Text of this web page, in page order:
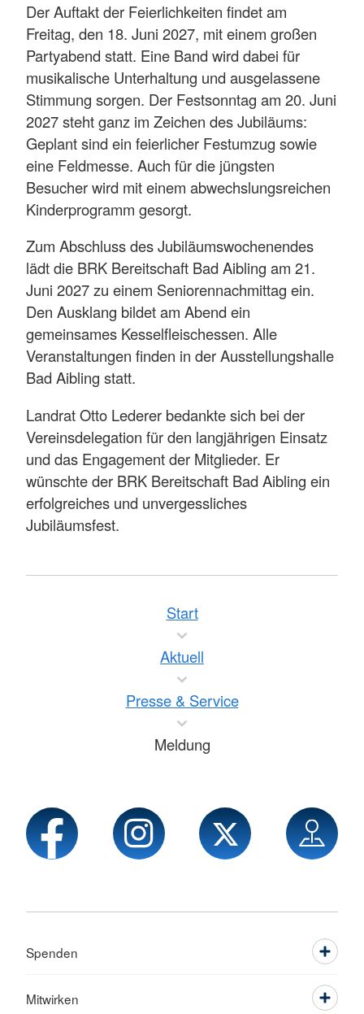
Der Auftakt der Feierlichkeiten findet am
Freitag, den 18. Juni 2027, mit einem großen
Partyabend statt. Eine Band wird dabei für
musikalische Unterhaltung und ausgelassene
Stimmung sorgen. Der Festsonntag am 20. Juni
2027 steht ganz im Zeichen des Jubiläums:
Geplant sind ein feierlicher Festumzug sowie
eine Feldmesse. Auch für die jüngsten
Besucher wird mit einem abwechslungsreichen
Kinderprogramm gesorgt.
Zum Abschluss des Jubiläumswochenendes
lädt die BRK Bereitschaft Bad Aibling am 21.
Juni 2027 zu einem Seniorennachmittag ein.
Den Ausklang bildet am Abend ein
gemeinsames Kesselfleischessen. Alle
Veranstaltungen finden in der Ausstellungshalle
Bad Aibling statt.
Landrat Otto Lederer bedankte sich bei der
Vereinsdelegation für den langjährigen Einsatz
und das Engagement der Mitglieder. Er
wünschte der BRK Bereitschaft Bad Aibling ein
erfolgreiches und unvergessliches
Jubiläumsfest.
Start
Aktuell
Presse & Service
Meldung
Spenden
Mitwirken